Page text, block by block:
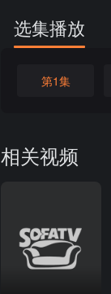
选集播放
第1集
相关视频